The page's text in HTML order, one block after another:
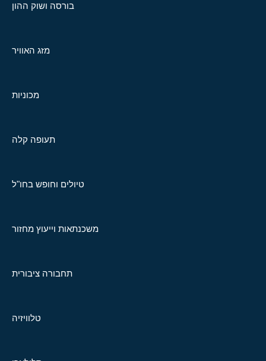
בורסה ושוק ההון
מזג האוויר
מכוניות
תעופה קלה
טיולים וחופש בחו"ל
משכנתאות וייעוץ מחזור
תחבורה ציבורית
טלוויזיה